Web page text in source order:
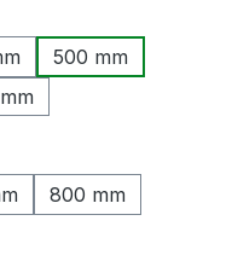
500 mm
800 mm